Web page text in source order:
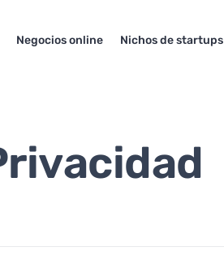
Negocios online Nichos de startups